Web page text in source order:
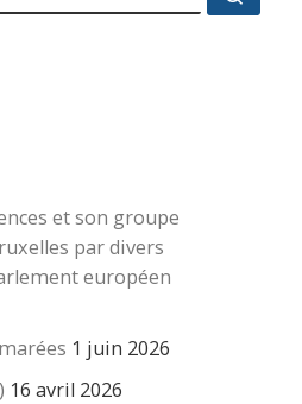
et son groupe
par divers
européen
1 juin 2026
16 avril 2026